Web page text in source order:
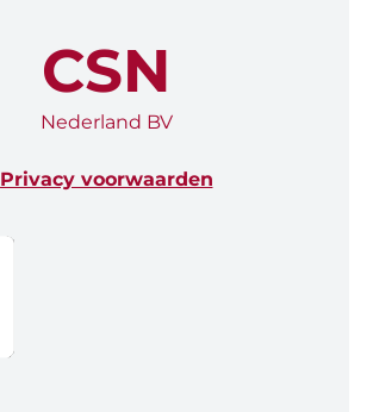
CSN
Nederland BV
Privacy voorwaarden